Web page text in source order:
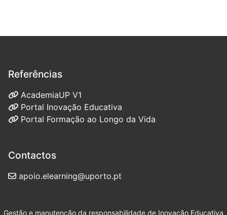
Referências
AcademiaUP V1
Portal Inovação Educativa
Portal Formação ao Longo da Vida
Contactos
apoio.elearning@uporto.pt
Gestão e manutenção da responsabilidade de Inovação Educativa